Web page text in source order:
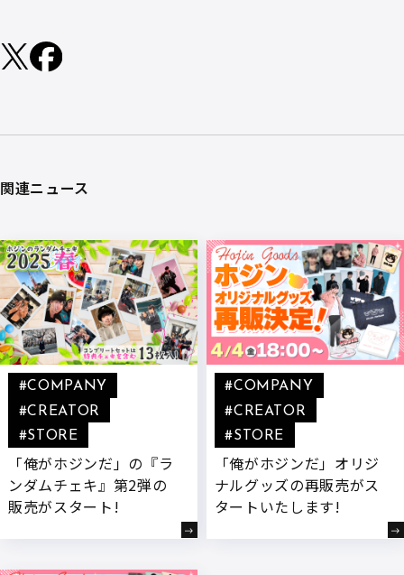
関連ニュース
「俺がホジンだ」の『ラ
ンダムチェキ』第2弾の
販売がスタート!
#COMPANY
#CREATOR
#STORE
「俺がホジンだ」オリジ
ナルグッズの再販売がス
タートいたします!
#COMPANY
#CREATOR
#STORE